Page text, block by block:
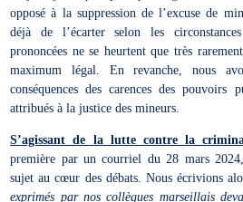
opposé à la suppression de l’excuse de
déjà de l’écarter selon les
prononcées ne se heurtent que très
maximum légal. En revanche, nous
conséquences des carences des pouvoirs
attribués à la justice des mineurs.
S’agissant de la lutte contre la
première par un courriel du 28 mars
sujet au cœur des débats. Nous écrivions
exprimés par nos collègues marseillais